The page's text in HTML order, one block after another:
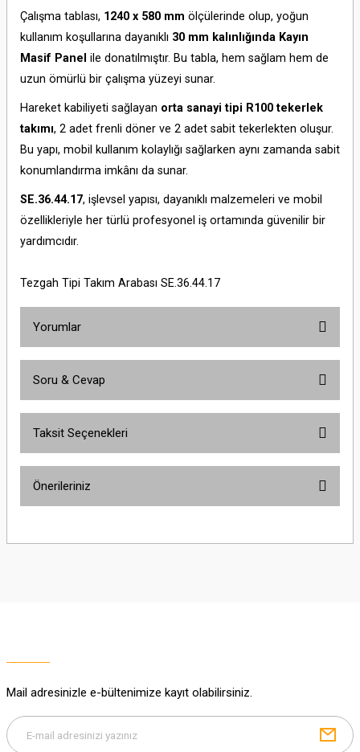
Çalışma tablası, 1240 x 580 mm ölçülerinde olup, yoğun
kullanım koşullarına dayanıklı 30 mm kalınlığında Kayın
Masif Panel ile donatılmıştır. Bu tabla, hem sağlam hem de
uzun ömürlü bir çalışma yüzeyi sunar.
Hareket kabiliyeti sağlayan orta sanayi tipi R100 tekerlek
takımı, 2 adet frenli döner ve 2 adet sabit tekerlekten oluşur.
Bu yapı, mobil kullanım kolaylığı sağlarken aynı zamanda sabit
konumlandırma imkânı da sunar.
SE.36.44.17, işlevsel yapısı, dayanıklı malzemeleri ve mobil
özellikleriyle her türlü profesyonel iş ortamında güvenilir bir
yardımcıdır.
Tezgah Tipi Takım Arabası SE.36.44.17
Yorumlar
Soru & Cevap
Taksit Seçenekleri
Önerileriniz
yetersiz gördüğünüz noktaları öneri formunu kullanarak tarafımıza
Bu ürüne benzer farklı alternatifler olmalı.
Mail adresinizle e-bültenimize kayıt olabilirsiniz.